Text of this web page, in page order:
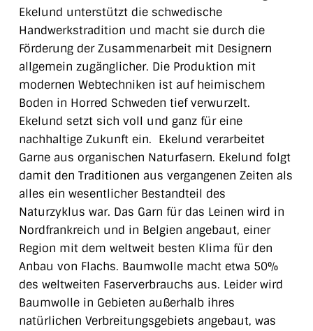
Ekelund unterstützt die schwedische
Handwerkstradition und macht sie durch die
Förderung der Zusammenarbeit mit Designern
allgemein zugänglicher. Die Produktion mit
modernen Webtechniken ist auf heimischem
Boden in Horred Schweden tief verwurzelt.
Ekelund setzt sich voll und ganz für eine
nachhaltige Zukunft ein. Ekelund verarbeitet
Garne aus organischen Naturfasern. Ekelund folgt
damit den Traditionen aus vergangenen Zeiten als
alles ein wesentlicher Bestandteil des
Naturzyklus war. Das Garn für das Leinen wird in
Nordfrankreich und in Belgien angebaut, einer
Region mit dem weltweit besten Klima für den
Anbau von Flachs. Baumwolle macht etwa 50%
des weltweiten Faserverbrauchs aus. Leider wird
Baumwolle in Gebieten außerhalb ihres
natürlichen Verbreitungsgebiets angebaut, was